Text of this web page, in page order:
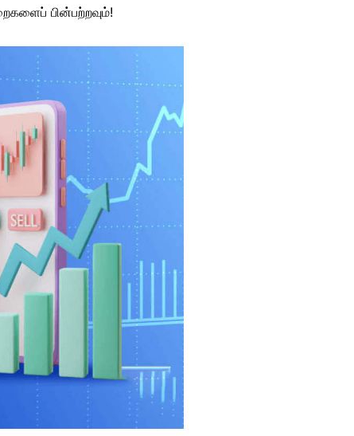
பின்பற்றவும்!